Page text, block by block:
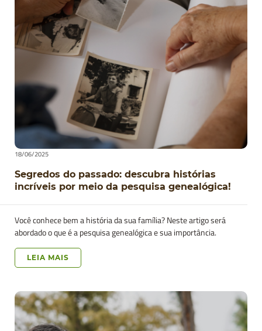
18/06/2025
Segredos do passado: descubra histórias
incríveis por meio da pesquisa genealógica!
Você conhece bem a história da sua família? Neste artigo será
abordado o que é a pesquisa genealógica e sua importância.
LEIA MAIS